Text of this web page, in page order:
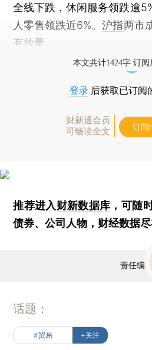
全线下跌，休闲服务领跌逾
人零售领跌近6%。沪指两市
有放量。
本文共计1424字 订
登录 后获取已订阅
财新通会员
可畅读全文
订阅
推荐进入财新数据库 ，可随
债券、公司人物，财经数据尽
责任编
话题：
#贸易 +关注